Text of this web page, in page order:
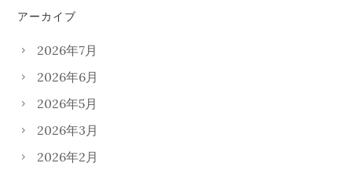
アーカイブ
2026年7月
2026年6月
2026年5月
2026年3月
2026年2月